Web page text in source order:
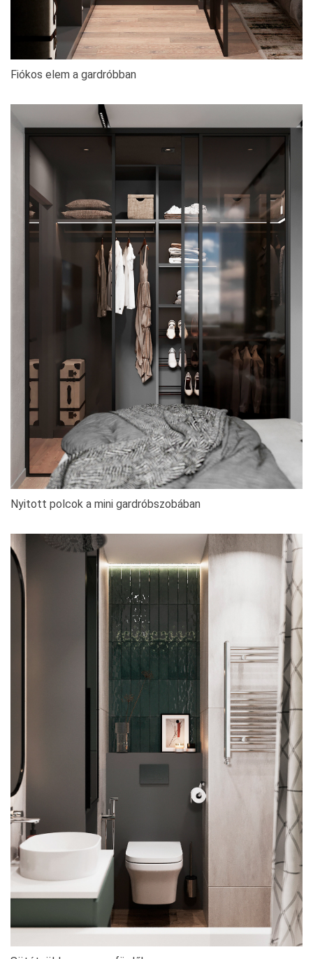
Fiókos elem a gardróbban
Nyitott polcok a mini gardróbszobában